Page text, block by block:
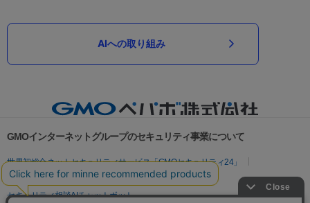
AIへの取り組み
GMOインターネットグループのセキュリティ事業について
世界初総合ネットセキュリティサービス「GMOセキュリティ24」
パスワード漏洩診断
Webサイトリスク診断
セキュリティ相談AIチャットボット